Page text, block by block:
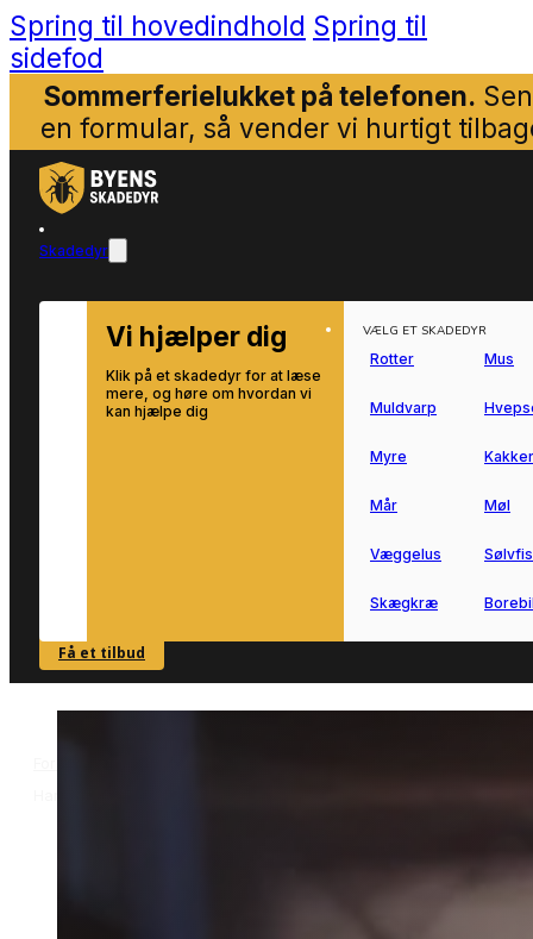
Spring til hovedindhold Spring til
sidefod
Sommerferielukket på telefonen.
en formular, så vender vi hurtigt
Skadedyr
Vi hjælper dig
Klik på et skadedyr for at læse
mere, og høre om hvordan vi
kan hjælpe dig
SE OVERSIGT
VÆLG ET SKADEDYR
Rotter Mus
Muldvarp
Myre
Mår Møl
Væggelus
Skægkræ
Få et tilbud